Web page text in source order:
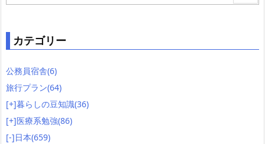
カテゴリー
公務員宿舎(6)
旅行プラン(64)
[+]暮らしの豆知識(36)
[+]医療系勉強(86)
[-]日本(659)